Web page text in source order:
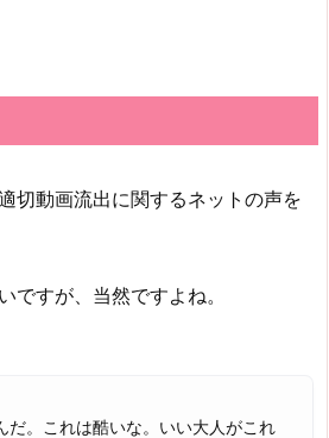
切動画流出に関するネットの声を
ですが、当然ですよね。
だ。これは酷いな。いい大人がこれ